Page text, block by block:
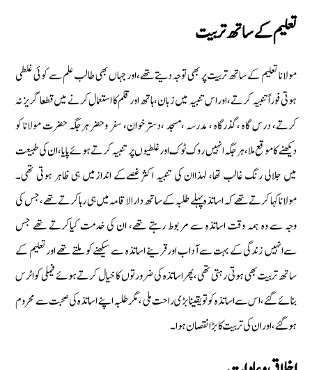
تعلیم كےساتھ تربیت
مولانا تعلیم كے ساتھ تربیت پر بھی توجہ دیتےتھے‏،اورجہاں بھی طالب علم سے كوئی غلطی
ہوتی فوراً تنبیہ كرتے‏،اوراس تنبیہ میں زبان‏،ہاتھ اورقلم كا استعمال كرنے میں قطعا گریز نہ
كرتے‏، درس گاہ ‏،گذرگاہ ‏، مدرسہ ‏،مسجد ‏،دسترخوان‏، سفر وحضر ہرجگہ حضرت مولانا كو
دیكھنے كا موقع ملا‏، ہرجگہ انہیں روك ٹوك اورغلطیوں پر تنبیہ كرتے ہوئے پایا‏،ان كی طبیعت
میں جلالی رنگ غالب تھا‏، لہذاان كی تنبیہ اكثر غصےكے اندازمیں ہی ظاہر ہوتی تھی‏۔
مولاناكہا كرتے تھے كہ اساتذہ پہلے طلبہ كےساتھ دارالاقامہ میں ہی رہا كرتےتھے‏،جس كی
وجہ سے وہ ہمہ وقت اساتذہ سے مربوط رہتے تھے‏، ان كی خدمت كیاكرتے تھے جس
سےانہیں زندگی كے بہت سےآداب اورقرینے اساتذہ سے سیكھنے كو ملتے تھے اورتعلیم كے
ساتھ تربیت بھی ہوتی رہتی تھی‏،پھراساتذہ كی ضرورتوں كا خیال كرتےہوئے فیملی كواٹرس
بنائے گئے ‏،اس سے اساتذہ كوتویقینا بڑی راحت ملی ‏،مگر طلبہ اپنے اساتذہ كی صحبت سے محروم
ہوگئے، اوران كی تربیت كا بڑا نقصان ہوا۔